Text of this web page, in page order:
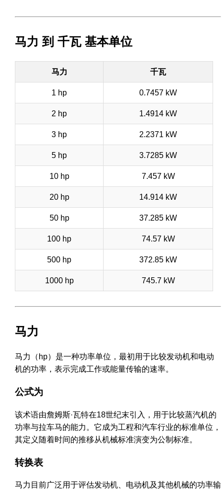
马力 到 千瓦 基本单位
马力 千瓦
1 hp 0.7457 kW
2 hp 1.4914 kW
3 hp 2.2371 kW
5 hp 3.7285 kW
10 hp 7.457 kW
20 hp 14.914 kW
50 hp 37.285 kW
100 hp 74.57 kW
500 hp 372.85 kW
1000 hp 745.7 kW
马力
马力（hp）是一种功率单位，最初用于比较发动机和电动
机的功率，表示完成工作或能量传输的速率。
公式为
该术语由詹姆斯·瓦特在18世纪末引入，用于比较蒸汽机的
功率与拉车马的能力。它成为工程和汽车行业的标准单位，
其定义随着时间的推移从机械标准演变为公制标准。
转换表
马力目前广泛用于评估发动机、电动机及其他机械的功率输